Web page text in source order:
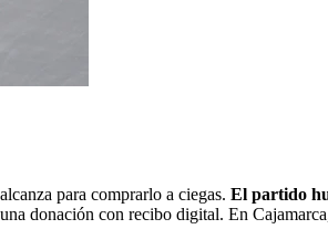
para comprarlo a ciegas. El partido
donación con recibo digital. En